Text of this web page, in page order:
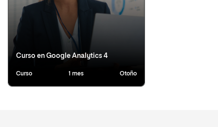
Curso en Google Analytics 4
Curso 1 mes Otoño